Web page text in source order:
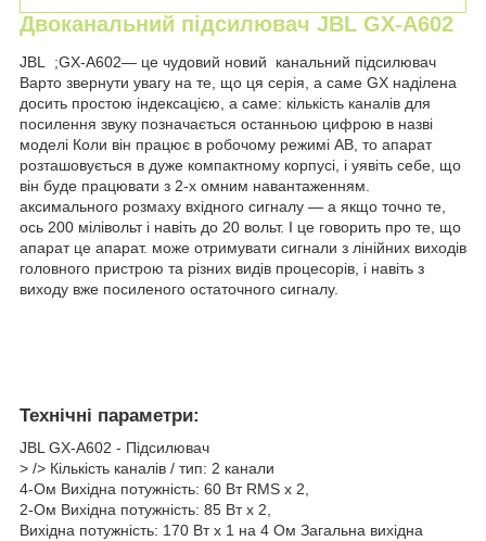
Двоканальний підсилювач JBL GX-A602
JBL ;GX-A602— це чудовий новий канальний підсилювач
Варто звернути увагу на те, що ця серія, а саме GX наділена
досить простою індексацією, а саме: кількість каналів для
посилення звуку позначається останньою цифрою в назві
моделі Коли він працює в робочому режимі АВ, то апарат
розташовується в дуже компактному корпусі, і уявіть себе, що
він буде працювати з 2-х омним навантаженням.
аксимального розмаху вхідного сигналу — а якщо точно те,
ось 200 мілівольт і навіть до 20 вольт. І це говорить про те, що
апарат це апарат. може отримувати сигнали з лінійних виходів
головного пристрою та різних видів процесорів, і навіть з
виходу вже посиленого остаточного сигналу.
Технічні параметри:
JBL GX-A602 - Підсилювач
> /> Кількість каналів / тип: 2 канали
4-Ом Вихідна потужність: 60 Вт RMS х 2,
2-Ом Вихідна потужність: 85 Вт х 2,
Вихідна потужність: 170 Вт х 1 на 4 Ом Загальна вихідна